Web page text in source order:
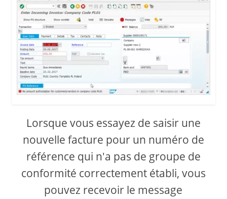
Lorsque vous essayez de saisir une
nouvelle facture pour un numéro de
référence qui n'a pas de groupe de
conformité correctement établi, vous
pouvez recevoir le message